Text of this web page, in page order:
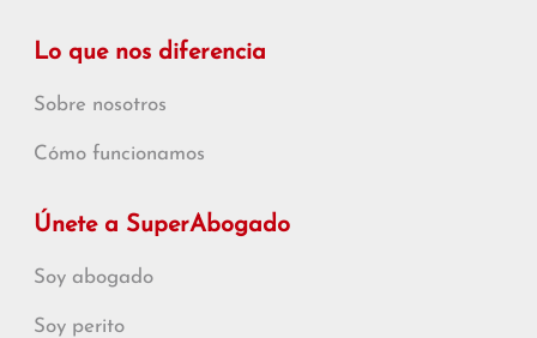
Lo que nos diferencia
Sobre nosotros
Cómo funcionamos
Únete a SuperAbogado
Soy abogado
Soy perito